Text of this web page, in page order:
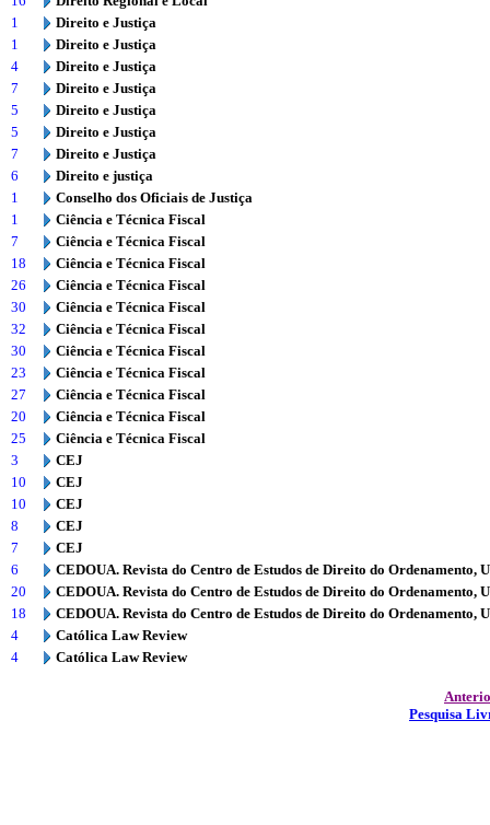
1
Direito e Justiça
1
Direito e Justiça
4
Direito e Justiça
7
Direito e Justiça
5
Direito e Justiça
5
Direito e Justiça
7
Direito e Justiça
6
Direito e justiça
1
Conselho dos Oficiais de Justiça
1
Ciência e Técnica Fiscal
7
Ciência e Técnica Fiscal
18
Ciência e Técnica Fiscal
26
Ciência e Técnica Fiscal
30
Ciência e Técnica Fiscal
32
Ciência e Técnica Fiscal
30
Ciência e Técnica Fiscal
23
Ciência e Técnica Fiscal
27
Ciência e Técnica Fiscal
20
Ciência e Técnica Fiscal
25
Ciência e Técnica Fiscal
3
CEJ
10
CEJ
10
CEJ
8
CEJ
7
CEJ
6
CEDOUA. Revista do Centro de Estudos de Direito do Ordenamento,
20
CEDOUA. Revista do Centro de Estudos de Direito do Ordenamento,
18
CEDOUA. Revista do Centro de Estudos de Direito do Ordenamento,
4
Católica Law Review
4
Católica Law Review
Pesquisa